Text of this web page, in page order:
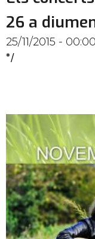
26 a
25/11/2015 - 00:00
*/